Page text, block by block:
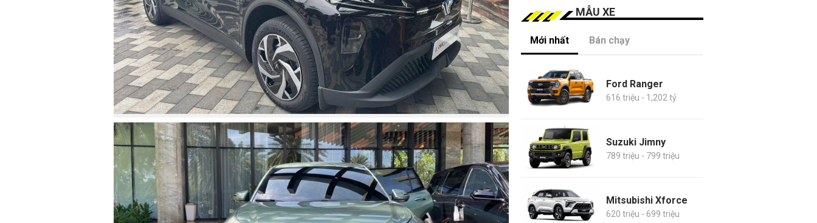
MẪU XE
Mới nhất Bán chạy
Ford Ranger
616 triệu - 1,202 tỷ
Suzuki Jimny
789 triệu - 799 triệu
Mitsubishi Xforce
620 triệu - 699 triệu